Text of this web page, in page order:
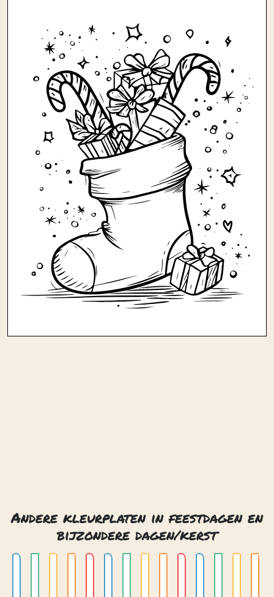
Andere kleurplaten in feestdagen en
bijzondere dagen/kerst